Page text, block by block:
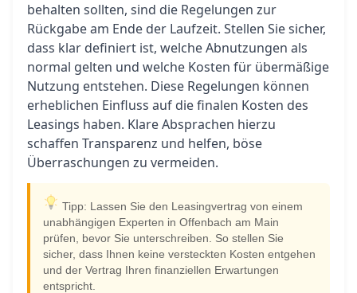
behalten sollten, sind die Regelungen zur
Rückgabe am Ende der Laufzeit. Stellen Sie sicher,
dass klar definiert ist, welche Abnutzungen als
normal gelten und welche Kosten für übermäßige
Nutzung entstehen. Diese Regelungen können
erheblichen Einfluss auf die finalen Kosten des
Leasings haben. Klare Absprachen hierzu
schaffen Transparenz und helfen, böse
Überraschungen zu vermeiden.
Tipp: Lassen Sie den Leasingvertrag von einem
unabhängigen Experten in Offenbach am Main
prüfen, bevor Sie unterschreiben. So stellen Sie
sicher, dass Ihnen keine versteckten Kosten entgehen
und der Vertrag Ihren finanziellen Erwartungen
entspricht.